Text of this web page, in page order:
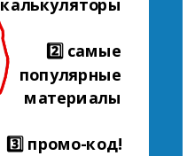
калькуляторы
2️⃣ самые
популярные
материалы
3️⃣ промо-код!